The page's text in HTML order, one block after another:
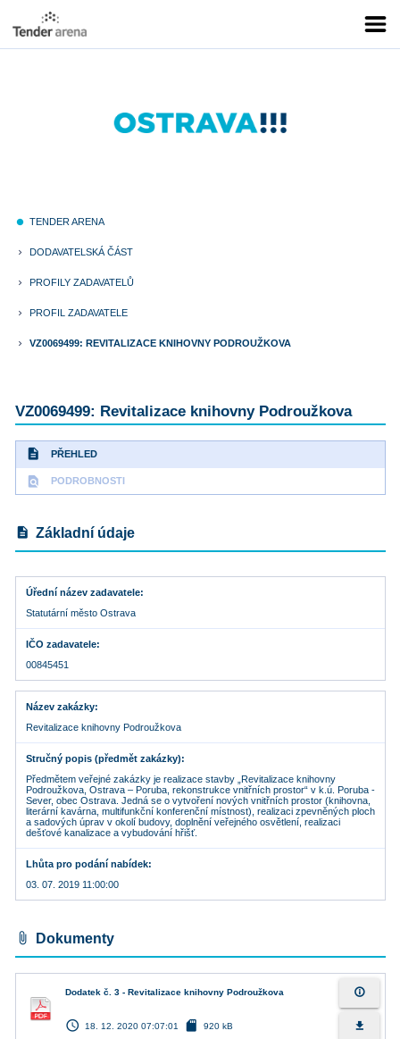
fiber_manual_record TENDER ARENA
keyboard_arrow_right DODAVATELSKÁ ČÁST
keyboard_arrow_right PROFILY ZADAVATELŮ
keyboard_arrow_right PROFIL ZADAVATELE
keyboard_arrow_right VZ0069499: REVITALIZACE KNIHOVNY PODROUŽKOVA
VZ0069499: Revitalizace knihovny Podroužkova
description PŘEHLED
find_in_page PODROBNOSTI
description Základní údaje
Úřední název zadavatele
Statutární město Ostrava
IČO zadavatele
00845451
Název zakázky
Revitalizace knihovny Podroužkova
Stručný popis (předmět zakázky)
Předmětem veřejné zakázky je realizace stavby „Revitalizace knihovny
Podroužkova, Ostrava – Poruba, rekonstrukce vnitřních prostor“ v k.ú. Poruba -
Sever, obec Ostrava. Jedná se o vytvoření nových vnitřních prostor (knihovna,
literární kavárna, multifunkční konferenční místnost), realizaci zpevněných ploch
a sadových úprav v okolí budovy, doplnění veřejného osvětlení, realizaci
dešťové kanalizace a vybudování hřišť.
Lhůta pro podání nabídek
03. 07. 2019 11:00:00
attach_file Dokumenty
Dodatek č. 3 - Revitalizace knihovny Podroužkova
access_time 18. 12. 2020 07:07:01 sd_card 920 kB
info_outline
file_download